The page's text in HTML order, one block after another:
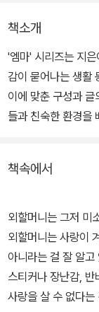
책소개
'엠마' 시리즈는 지
감이 묻어나는 생활
이에 맞춘 구성과 글
들과 친숙한 환경을
<엠마의 비밀 일기>
마가 학교에 갔어요
생활에 적응해 가는
또한<엠마의 아주
특별한 저녁을 함께
책속에서
외할머니는 그저 미
외할머니는 사랑이
아니라는 걸 잘 알고
스티커나 장난감, 반
사랑을 살 수 없다는